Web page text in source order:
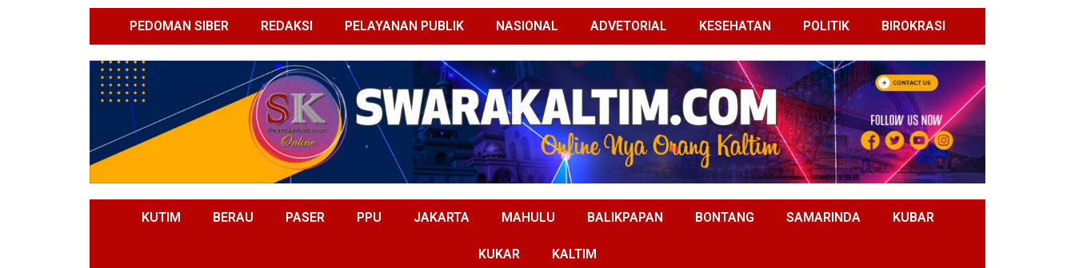
PEDOMAN SIBER REDAKSI PELAYANAN PUBLIK NASIONAL ADVETORIAL KESEHATAN POLITIK BIROKRASI
KUTIM BERAU PASER PPU JAKARTA MAHULU BALIKPAPAN BONTANG SAMARINDA KUBAR
KUKAR KALTIM